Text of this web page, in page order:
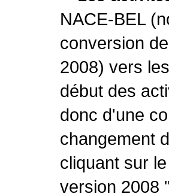
NACE-BEL
conversion
2008) vers
début des
donc d'une
changement
cliquant sur
version 2008